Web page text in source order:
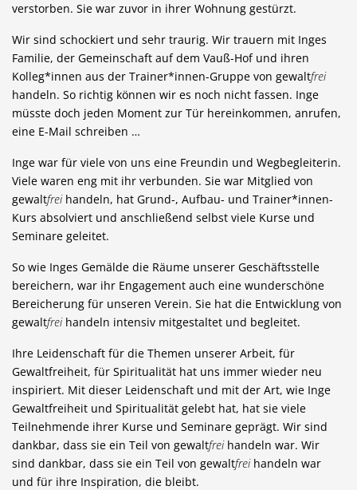
verstorben. Sie war zuvor in ihrer Wohnung gestürzt.
Wir sind schockiert und sehr traurig. Wir trauern mit Inges
Familie, der Gemeinschaft auf dem Vauß-Hof und ihren
Kolleg*innen aus der Trainer*innen-Gruppe von gewaltfrei
handeln. So richtig können wir es noch nicht fassen. Inge
müsste doch jeden Moment zur Tür hereinkommen, anrufen,
eine E-Mail schreiben …
Inge war für viele von uns eine Freundin und Wegbegleiterin.
Viele waren eng mit ihr verbunden. Sie war Mitglied von
gewaltfreihandeln, hat Grund-, Aufbau- und Trainer*innen-
Kurs absolviert und anschließend selbst viele Kurse und
Seminare geleitet.
So wie Inges Gemälde die Räume unserer Geschäftsstelle
bereichern, war ihr Engagement auch eine wunderschöne
Bereicherung für unseren Verein. Sie hat die Entwicklung von
gewaltfreihandeln intensiv mitgestaltet und begleitet.
Ihre Leidenschaft für die Themen unserer Arbeit, für
Gewaltfreiheit, für Spiritualität hat uns immer wieder neu
inspiriert. Mit dieser Leidenschaft und mit der Art, wie Inge
Gewaltfreiheit und Spiritualität gelebt hat, hat sie viele
Teilnehmende ihrer Kurse und Seminare geprägt. Wir sind
dankbar, dass sie ein Teil von gewaltfreihandeln war. Wir
sind dankbar, dass sie ein Teil von gewaltfreihandeln war
und für ihre Inspiration, die bleibt.